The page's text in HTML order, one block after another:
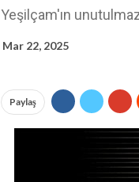
Yeşilçam'ın
Mar 22, 2025
Paylaş